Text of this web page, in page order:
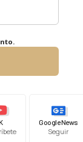
Google News
Seguir